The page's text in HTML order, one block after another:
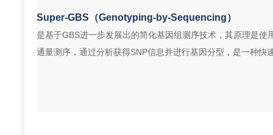
Super-GBS（Genotyping-by-Sequencing）
是基于GBS进一步发展出的简化基因组测序技术，其原理是
通量测序，通过分析获得SNP信息并进行基因分型，是一种快